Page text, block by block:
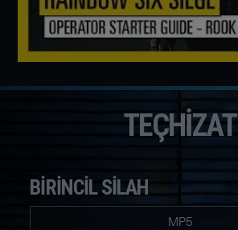
TEÇHIZAT
BIRINCIL SILAH
MP5